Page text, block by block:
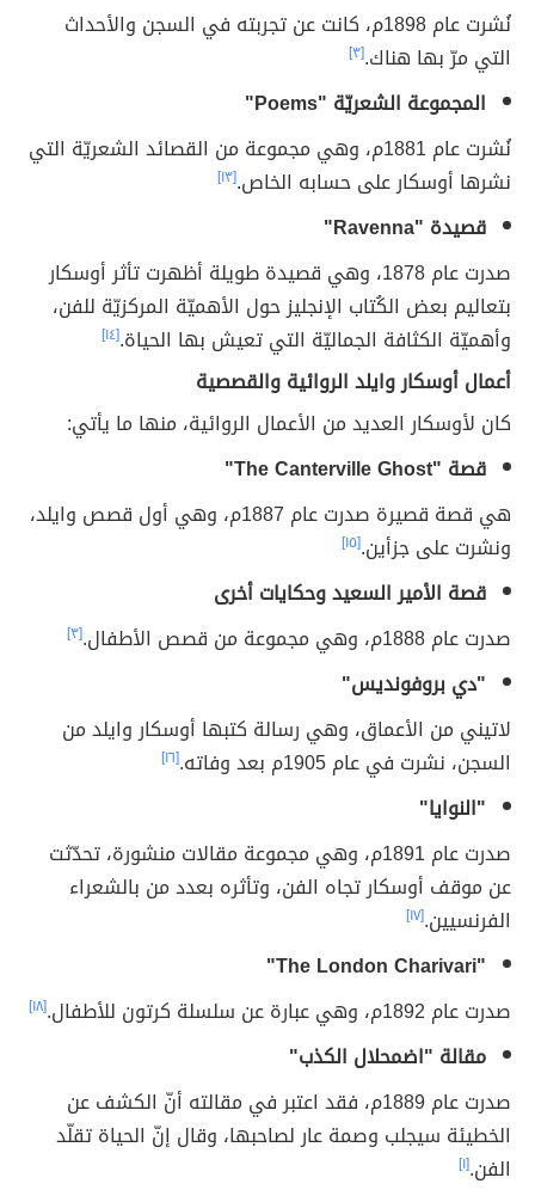
نُشرت عام 1898م، كانت عن تجربته في السجن والأحداث
التي مرّ بها هناك.[٣]
المجموعة الشعريّة "Poems"
نُشرت عام 1881م، وهي مجموعة من القصائد الشعريّة التي
نشرها أوسكار على حسابه الخاص.[١٣]
قصيدة "Ravenna"
صدرت عام 1878، وهي قصيدة طويلة أظهرت تأثر أوسكار
بتعاليم بعض الكُتاب الإنجليز حول الأهميّة المركزيّة للفن،
وأهميّة الكثافة الجماليّة التي تعيش بها الحياة.[١٤]
أعمال أوسكار وايلد الروائية والقصصية
كان لأوسكار العديد من الأعمال الروائية، منها ما يأتي:
قصة "The Canterville Ghost"
هي قصة قصيرة صدرت عام 1887م، وهي أول قصص وايلد،
ونشرت على جزأين.[١٥]
قصة الأمير السعيد وحكايات أخرى
صدرت عام 1888م، وهي مجموعة من قصص الأطفال.
[٣]
"دي بروفونديس"
لاتيني من الأعماق، وهي رسالة كتبها أوسكار وايلد من
السجن، نشرت في عام 1905م بعد وفاته.
[١٦]
"النوايا"
صدرت عام 1891م، وهي مجموعة مقالات منشورة، تحدّثت
عن موقف أوسكار تجاه الفن، وتأثره بعدد من بالشعراء
الفرنسيين.[١٧]
"The London Charivari"
صدرت عام 1892م، وهي عبارة عن سلسلة كرتون للأطفال.
[١٨]
مقالة "اضمحلال الكذب"
صدرت عام 1889م، فقد اعتبر في مقالته أنّ الكشف عن
الخطيئة سيجلب وصمة عار لصاحبها، وقال إنّ الحياة تقلّد
الفن.[١]